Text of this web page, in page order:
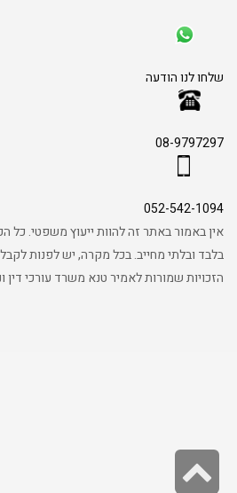
שלחו לנו הודעה
08-9797297
052-542-1094
אין באמור באתר זה להוות ייעוץ משפטי. כל
בלבד ובלתי מחייב. בכל מקרה, יש לפנות
הזכויות שמורות לאמיר טנא משרד עורכי דין
גלילה